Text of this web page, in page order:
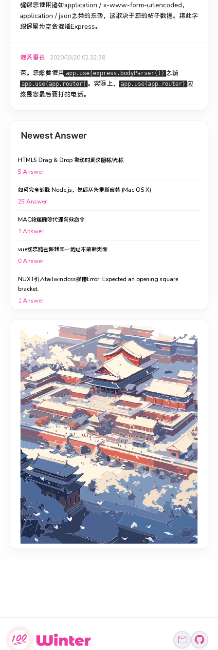
确保您使用诸如application / x-www-form-urlencoded，
application / json之类的东西，这取决于您的帖子数据。 将此字
段保留为空会混淆Express。
泡芙番长 2020/03/20 02:32:38
否。您需要使用 app.use(express.bodyParser()) 之前
app.use(app.router) 。 实际上， app.use(app.router) 应
该是您最后要打的电话。
Newest Answer
HTML5 Drag & Drop 拖动时更改图标/光标
5 Answer
如何完全卸载 Node.js，然后从头重新安装 (Mac OS X)
25 Answer
MAC终端删除代理有效命令
1Answer
vue动态路由跳转同一地址不刷新页面
0Answer
NUXT引入tailwindcss报错Error: Expected an opening square
bracket.
1Answer